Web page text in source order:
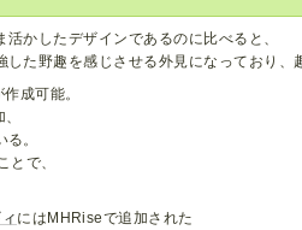
かしたデザインであるのに比べると、
た野趣を感じさせる外見になっており、
成可能。
。
とで、
にはMHRiseで追加された